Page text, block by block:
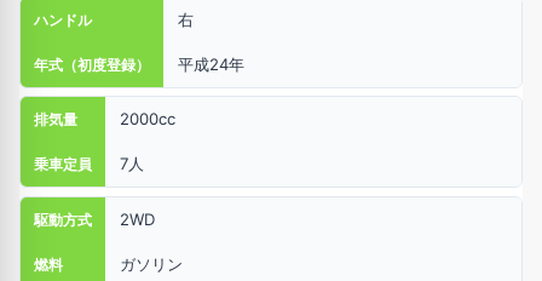
ハンドル 右
年式（初度登録） 平成24年
排気量 2000cc
乗車定員 7人
駆動方式 2WD
燃料 ガソリン